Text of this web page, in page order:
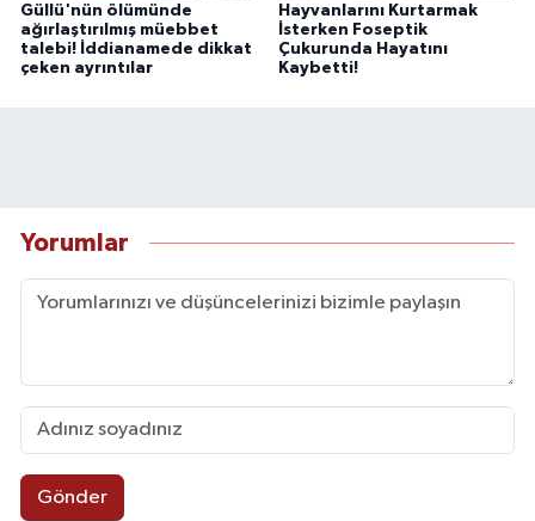
Güllü'nün ölümünde
ağırlaştırılmış müebbet
talebi! İddianamede dikkat
çeken ayrıntılar
Hayvanlarını Kurtarmak
İsterken Foseptik
Çukurunda Hayatını
Kaybetti!
Yorumlar
Gönder